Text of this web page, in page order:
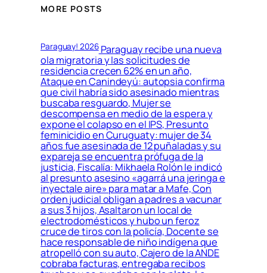
MORE POSTS
Paraguay! 2026Paraguay recibe una nueva
ola migratoria y las solicitudes de
residencia crecen 62% en un año,
Ataque en Canindeyú: autopsia confirma
que civil habría sido asesinado mientras
buscaba resguardo, Mujer se
descompensa en medio de la espera y
expone el colapso en el IPS, Presunto
feminicidio en Curuguaty: mujer de 34
años fue asesinada de 12 puñaladas y su
expareja se encuentra prófuga de la
justicia, Fiscalía: Mikhaela Rolón le indicó
al presunto asesino «agarrá una jeringa e
inyectale aire» para matar a Mafe, Con
orden judicial obligan a padres a vacunar
a sus 3 hijos, Asaltaron un local de
electrodomésticos y hubo un feroz
cruce de tiros con la policía, Docente se
hace responsable de niño indígena que
atropelló con su auto, Cajero de la ANDE
cobraba facturas, entregaba recibos